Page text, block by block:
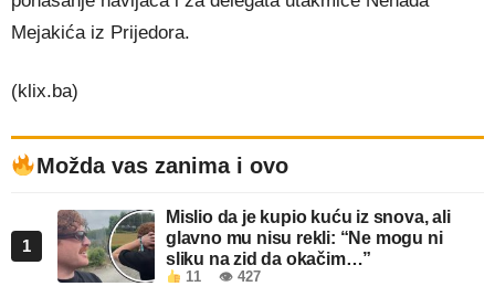
Mejakića iz Prijedora.
(klix.ba)
Možda vas zanima i ovo
1
Mislio da je kupio kuću iz snova, ali
glavno mu nisu rekli: “Ne mogu ni
sliku na zid da okačim…”
11 👁 427